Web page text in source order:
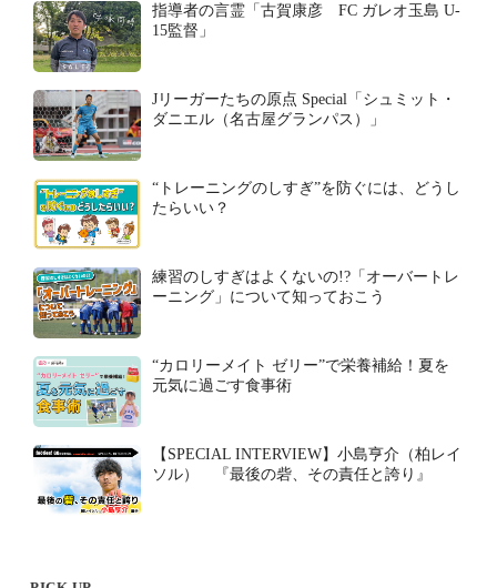
指導者の言霊「古賀康彦 FC ガレオ玉島 U-
15監督」
Jリーガーたちの原点 Special「シュミット・
ダニエル（名古屋グランパス）」
“トレーニングのしすぎ”を防ぐには、どうし
たらいい？
練習のしすぎはよくないの!?「オーバートレ
ーニング」について知っておこう
“カロリーメイト ゼリー”で栄養補給！夏を
元気に過ごす食事術
【SPECIAL INTERVIEW】小島亨介（柏レイ
ソル） 『最後の砦、その責任と誇り』